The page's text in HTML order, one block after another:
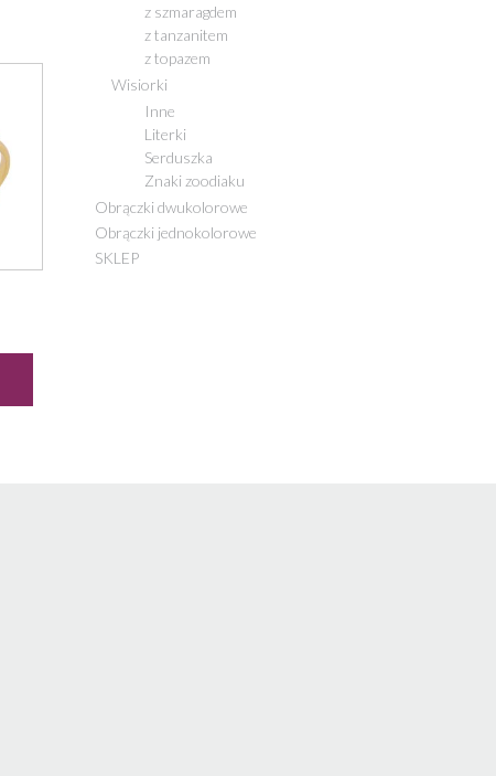
z szmaragdem
z tanzanitem
z topazem
Wisiorki
Inne
Literki
Serduszka
Znaki zoodiaku
Obrączki dwukolorowe
Obrączki jednokolorowe
SKLEP